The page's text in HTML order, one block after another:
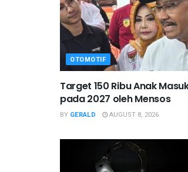
OTOMOTIF
Target 150 Ribu Anak
pada 2027 oleh Mensos
BY GERALD AUGUST 8, 2026